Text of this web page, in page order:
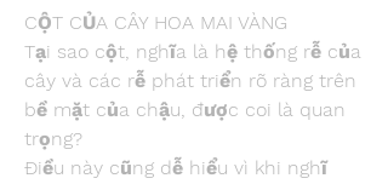
CỘT CỦA CÂY HOA MAI VÀNG
Tại sao cột, nghĩa là hệ thống rễ của
cây và các rễ phát triển rõ ràng trên
bề mặt của chậu, được coi là quan
trọng?
Điều này cũng dễ hiểu vì khi nghĩ